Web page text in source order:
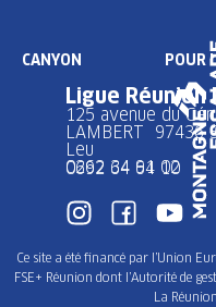
CANYON POUR
Ligue Réunion
125 avenue du
LAMBERT 97436
Leu
0262 34 91 02
0692 64 64 10
Ce site a été financé par l’Union
FSE+ Réunion dont l’Autorité de
La